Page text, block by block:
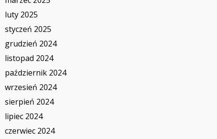
luty 2025
styczeń 2025
grudzień 2024
listopad 2024
październik 2024
wrzesień 2024
sierpień 2024
lipiec 2024
czerwiec 2024